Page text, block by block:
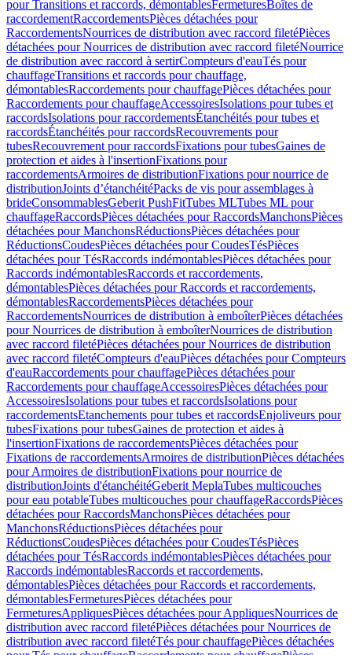
pour Transitions et raccords, démontablesFermeturesBoîtes de
raccordementRaccordementsPièces détachées pour
RaccordementsNourrices de distribution avec raccord filetéPièces
détachées pour Nourrices de distribution avec raccord filetéNourrice
de distribution avec raccord à sertirCompteurs d'eauTés pour
chauffageTransitions et raccords pour chauffage,
démontablesRaccordements pour chauffagePièces détachées pour
Raccordements pour chauffageAccessoiresIsolations pour tubes et
raccordsIsolations pour raccordementsÉtanchéités pour tubes et
raccordsÉtanchéités pour raccordsRecouvrements pour
tubesRecouvrement pour raccordsFixations pour tubesGaines de
protection et aides à l'insertionFixations pour
raccordementsArmoires de distributionFixations pour nourrice de
distributionJoints d’étanchéitéPacks de vis pour assemblages à
brideConsommablesGeberit PushFitTubes MLTubes ML pour
chauffageRaccordsPièces détachées pour RaccordsManchonsPièces
détachées pour ManchonsRéductionsPièces détachées pour
RéductionsCoudesPièces détachées pour CoudesTésPièces
détachées pour TésRaccords indémontablesPièces détachées pour
Raccords indémontablesRaccords et raccordements,
démontablesPièces détachées pour Raccords et raccordements,
démontablesRaccordementsPièces détachées pour
RaccordementsNourrices de distribution à emboîterPièces détachées
pour Nourrices de distribution à emboîterNourrices de distribution
avec raccord filetéPièces détachées pour Nourrices de distribution
avec raccord filetéCompteurs d'eauPièces détachées pour Compteurs
d'eauRaccordements pour chauffagePièces détachées pour
Raccordements pour chauffageAccessoiresPièces détachées pour
AccessoiresIsolations pour tubes et raccordsIsolations pour
raccordementsEtanchements pour tubes et raccordsEnjoliveurs pour
tubesFixations pour tubesGaines de protection et aides à
l'insertionFixations de raccordementsPièces détachées pour
Fixations de raccordementsArmoires de distributionPièces détachées
pour Armoires de distributionFixations pour nourrice de
distributionJoints d'étanchéitéGeberit MeplaTubes multicouches
pour eau potableTubes multicouches pour chauffageRaccordsPièces
détachées pour RaccordsManchonsPièces détachées pour
ManchonsRéductionsPièces détachées pour
RéductionsCoudesPièces détachées pour CoudesTésPièces
détachées pour TésRaccords indémontablesPièces détachées pour
Raccords indémontablesRaccords et raccordements,
démontablesPièces détachées pour Raccords et raccordements,
démontablesFermeturesPièces détachées pour
FermeturesAppliquesPièces détachées pour AppliquesNourrices de
distribution avec raccord filetéPièces détachées pour Nourrices de
distribution avec raccord filetéTés pour chauffagePièces détachées